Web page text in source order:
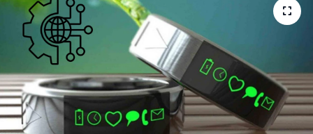
Ramazan
Resmi İlanlar
Rüya Tabirleri